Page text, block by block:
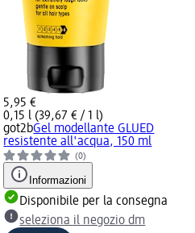
5,95 €
0,15 l (39,67 € / 1 l)
got2bGel modellante GLUED
resistente all'acqua, 150 ml
(0)
Informazioni
Disponibile per la consegna
seleziona il negozio dm